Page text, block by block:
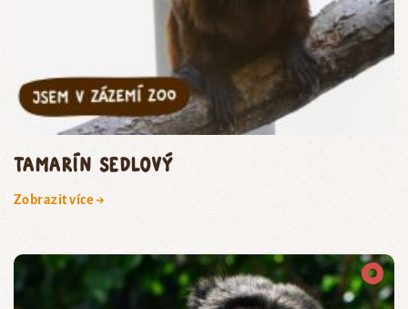
tamarín sedlový
Zobrazit více →